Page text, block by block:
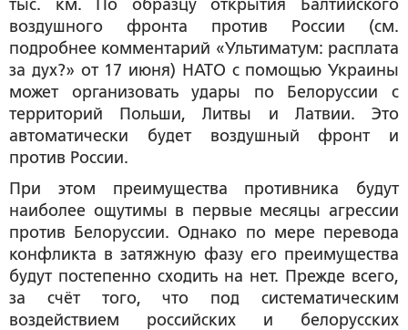
тыс. км. По образцу открытия Балтийского
воздушного фронта против России (см.
подробнее комментарий «Ультиматум: расплата
за дух?» от 17 июня) НАТО с помощью Украины
может организовать удары по Белоруссии с
территорий Польши, Литвы и Латвии. Это
автоматически будет воздушный фронт и
против России.
При этом преимущества противника будут
наиболее ощутимы в первые месяцы агрессии
против Белоруссии. Однако по мере перевода
конфликта в затяжную фазу его преимущества
будут постепенно сходить на нет. Прежде всего,
за счёт того, что под систематическим
воздействием российских и белорусских